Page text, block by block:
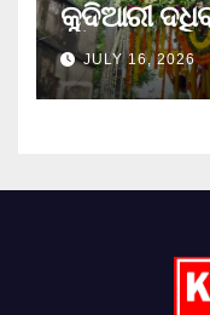
କୁଦିଆରୀ
JULY 16, 2026